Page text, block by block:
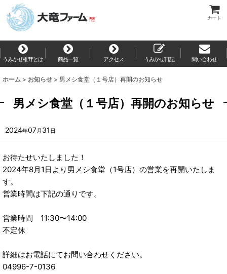
カート
うみかぜ椎茸とは 商品一覧 アクセス うみかぜ日記 問い合わせ
ホーム > お知らせ > 男メシ食堂（１号店）再開のお知らせ
男メシ食堂（１号店）再開のお知らせ
2024年07月 31 日
お待たせいたしました！
2024年8月1日より男メシ食堂（1号店）の営業を再開いたしま
す。
営業時間は下記の通りです。
営業時間 11:30〜14:00
不定休
詳細はお電話にてお問い合わせください。
04996-7-0136